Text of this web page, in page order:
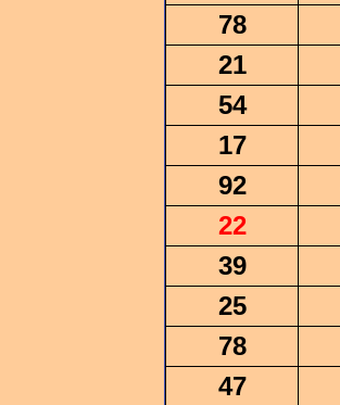
78
21
54
17
92
22
39
25
78
47